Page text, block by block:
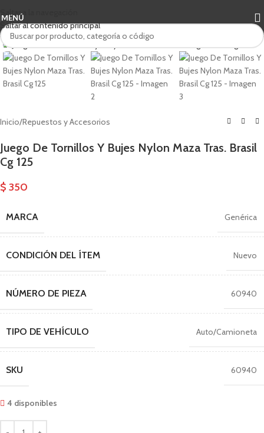
Saltar a la navegación
Saltar al contenido principal
MENÚ
Haga clic para ampliar
Inicio/Repuestos y Accesorios
Juego De Tornillos Y Bujes Nylon Maza Tras. Brasil
Cg 125
$ 350
MARCA Genérica
CONDICIÓN DEL ÍTEM Nuevo
NÚMERO DE PIEZA 60940
TIPO DE VEHÍCULO Auto/Camioneta
SKU 60940
4 disponibles